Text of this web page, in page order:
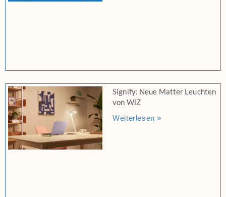
Signify: Neue Matter Leuchten
von WiZ
Weiterlesen »